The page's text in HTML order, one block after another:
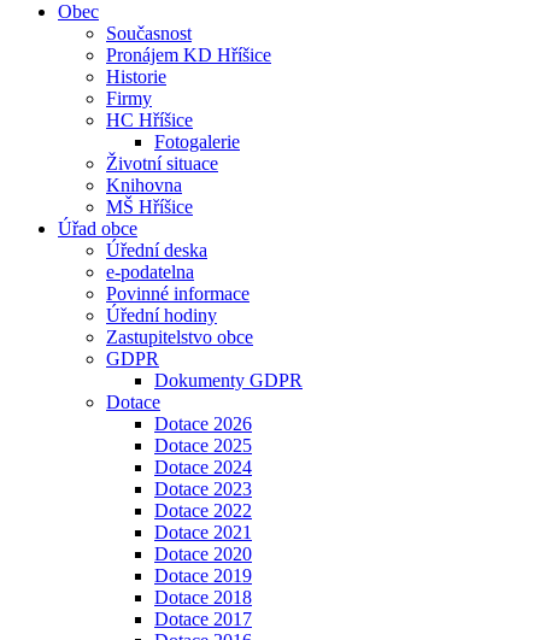
Obec
Současnost
Pronájem KD Hříšice
Historie
Firmy
HC Hříšice
Fotogalerie
Životní situace
Knihovna
MŠ Hříšice
Úřad obce
Úřední deska
e-podatelna
Povinné informace
Úřední hodiny
Zastupitelstvo obce
GDPR
Dokumenty GDPR
Dotace
Dotace 2026
Dotace 2025
Dotace 2024
Dotace 2023
Dotace 2022
Dotace 2021
Dotace 2020
Dotace 2019
Dotace 2018
Dotace 2017